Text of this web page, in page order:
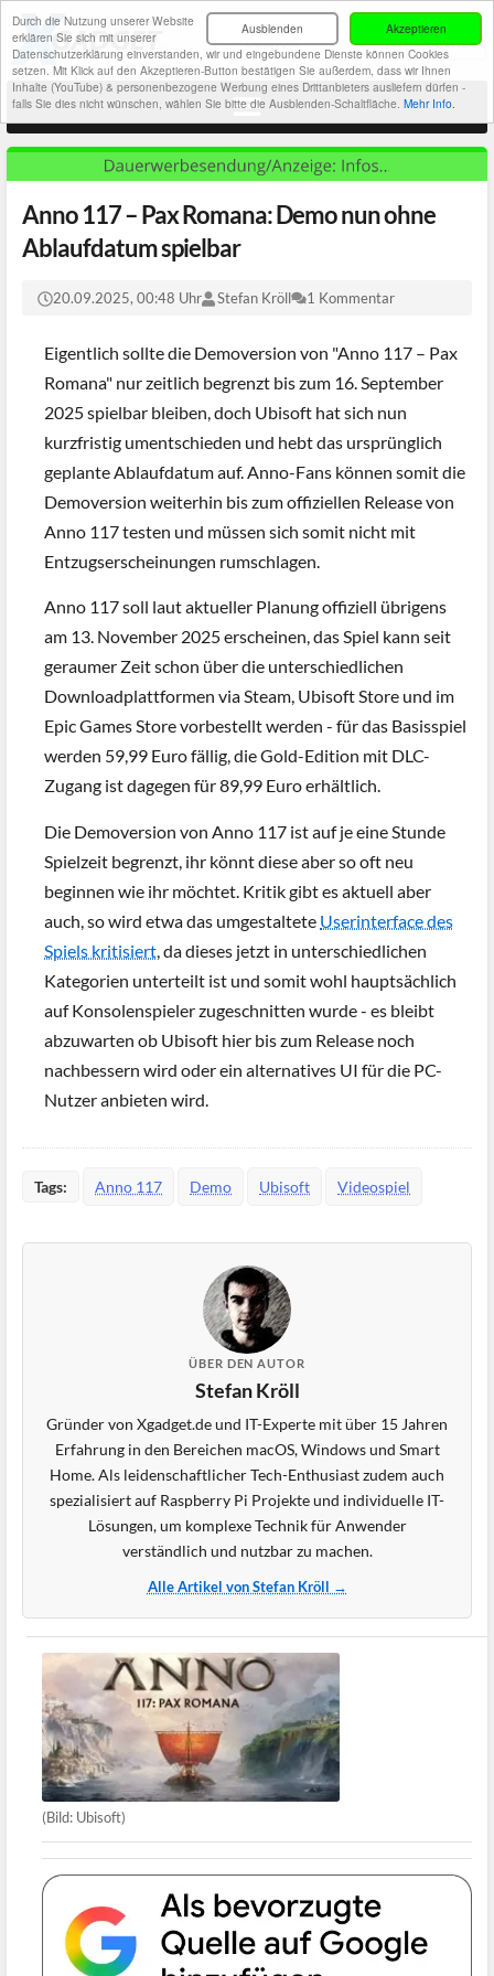
Akzeptieren
Ausblenden
Durch die Nutzung unserer Website
erklären Sie sich mit unserer
Datenschutzerklärung einverstanden, wir und eingebundene Dienste können Cookies
setzen. Mit Klick auf den Akzeptieren-Button bestätigen Sie außerdem, dass wir Ihnen
Inhalte (YouTube) & personenbezogene Werbung eines Drittanbieters ausliefern dürfen -
falls Sie dies nicht wünschen, wählen Sie bitte die Ausblenden-Schaltfläche. Mehr Info.
Anno 117 – Pax Romana: Demo nun ohne
Ablaufdatum spielbar
20.09.2025, 00:48 Uhr Stefan Kröll 1 Kommentar
Eigentlich sollte die Demoversion von "Anno 117 – Pax
Romana" nur zeitlich begrenzt bis zum 16. September
2025 spielbar bleiben, doch Ubisoft hat sich nun
kurzfristig umentschieden und hebt das ursprünglich
geplante Ablaufdatum auf. Anno-Fans können somit die
Demoversion weiterhin bis zum offiziellen Release von
Anno 117 testen und müssen sich somit nicht mit
Entzugserscheinungen rumschlagen.
Anno 117 soll laut aktueller Planung offiziell übrigens
am 13. November 2025 erscheinen, das Spiel kann seit
geraumer Zeit schon über die unterschiedlichen
Downloadplattformen via Steam, Ubisoft Store und im
Epic Games Store vorbestellt werden - für das Basisspiel
werden 59,99 Euro fällig, die Gold-Edition mit DLC-
Zugang ist dagegen für 89,99 Euro erhältlich.
Die Demoversion von Anno 117 ist auf je eine Stunde
Spielzeit begrenzt, ihr könnt diese aber so oft neu
beginnen wie ihr möchtet. Kritik gibt es aktuell aber
auch, so wird etwa das umgestaltete Userinterface des
Spiels kritisiert , da dieses jetzt in unterschiedlichen
Kategorien unterteilt ist und somit wohl hauptsächlich
auf Konsolenspieler zugeschnitten wurde - es bleibt
abzuwarten ob Ubisoft hier bis zum Release noch
nachbessern wird oder ein alternatives UI für die PC-
Nutzer anbieten wird.
Tags: Anno 117 Demo Ubisoft Videospiel
ÜBER DEN AUTOR
Stefan Kröll
Gründer von Xgadget.de und IT-Experte mit über 15 Jahren
Erfahrung in den Bereichen macOS, Windows und Smart
Home. Als leidenschaftlicher Tech-Enthusiast zudem auch
spezialisiert auf Raspberry Pi Projekte und individuelle IT-
Lösungen, um komplexe Technik für Anwender
verständlich und nutzbar zu machen.
Alle Artikel von Stefan Kröll →
(Bild: Ubisoft)